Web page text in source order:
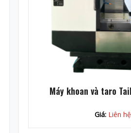
Máy khoan và taro
Giá: Liên hệ